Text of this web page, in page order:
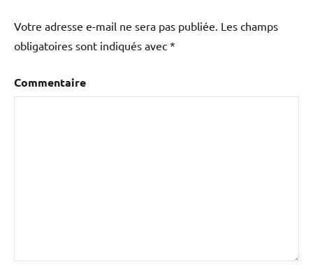
Votre adresse e-mail ne sera pas publiée. Les champs
obligatoires sont indiqués avec *
Commentaire